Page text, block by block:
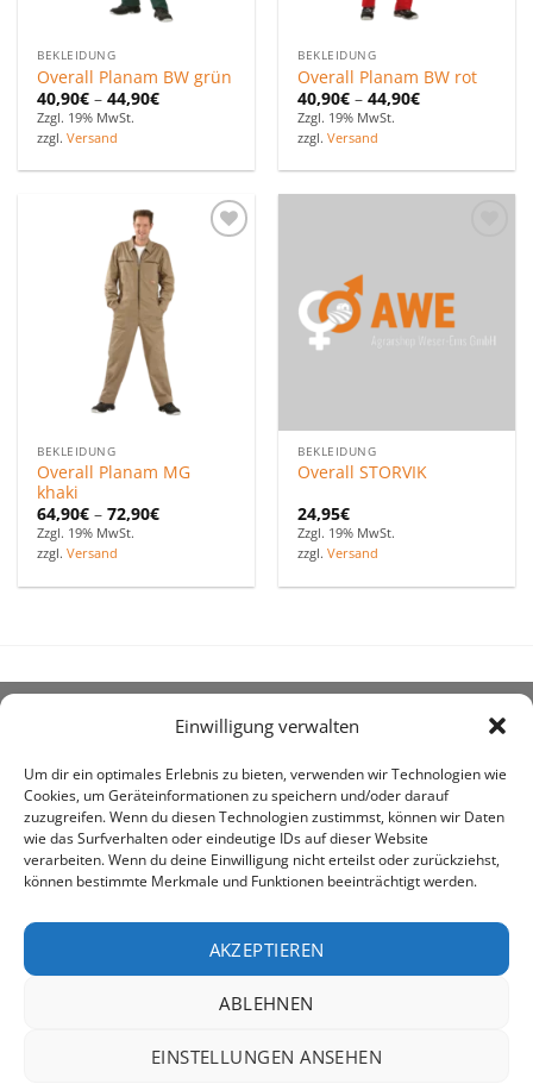
Einwilligung verwalten
Um dir ein optimales Erlebnis zu bieten, verwenden wir Technologien wie
Cookies, um Geräteinformationen zu speichern und/oder darauf
zuzugreifen. Wenn du diesen Technologien zustimmst, können wir Daten
wie das Surfverhalten oder eindeutige IDs auf dieser Website
verarbeiten. Wenn du deine Einwilligung nicht erteilst oder zurückziehst,
können bestimmte Merkmale und Funktionen beeinträchtigt werden.
AKZEPTIEREN
ABLEHNEN
EINSTELLUNGEN ANSEHEN
BEKLEIDUNG
Overall Planam BW grün
40,90€ –44,90€
Zzgl. 19% MwSt.
zzgl.Versand
BEKLEIDUNG
Overall Planam BW rot
40,90€ –44,90€
Zzgl. 19% MwSt.
zzgl.Versand
hinzufügen
BEKLEIDUNG
Overall Planam MG
khaki
64,90€ –72,90€
Zzgl. 19% MwSt.
zzgl.Versand
BEKLEIDUNG
Overall STORVIK
24,95€
Zzgl. 19% MwSt.
zzgl.Versand
um den Kauf landwirtschaftlicher Bedarfsartikel geht.